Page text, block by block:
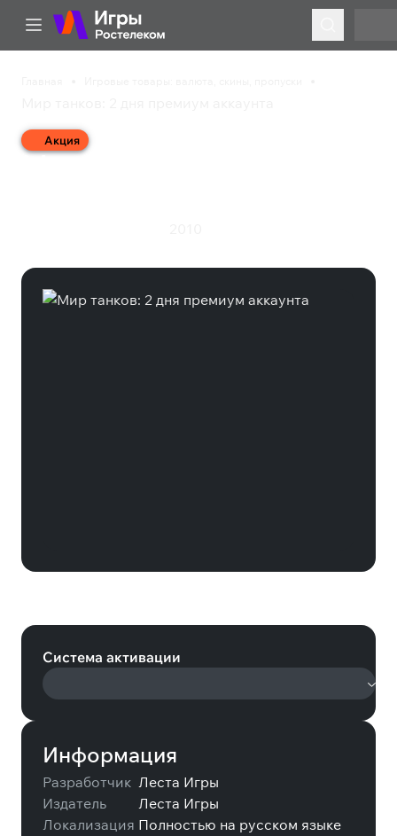
Акция
Мир танков: 2 дня
Система активации
Информация
Разработчик Леста Игры
Издатель
Леста Игры
Локализация Полностью на русском языке